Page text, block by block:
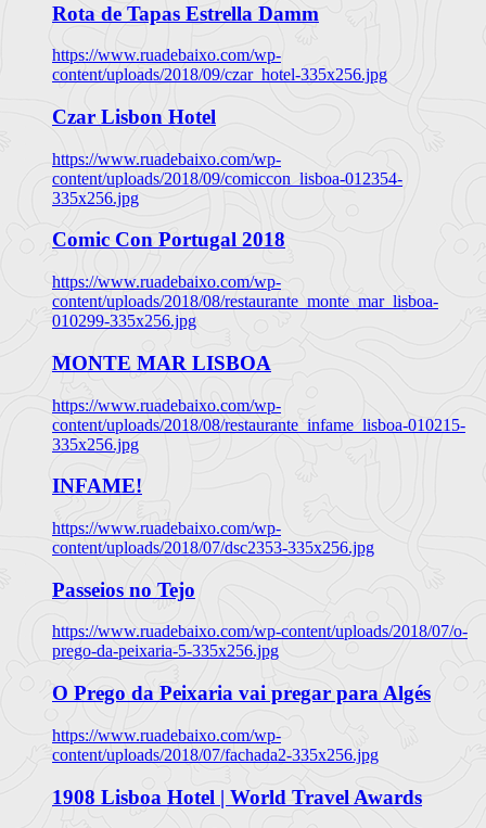
Rota de Tapas Estrella Damm
https://www.ruadebaixo.com/wp-
content/uploads/2018/09/czar_hotel-335x256.jpg
Czar Lisbon Hotel
https://www.ruadebaixo.com/wp-
content/uploads/2018/09/comiccon_lisboa-012354-
335x256.jpg
Comic Con Portugal 2018
https://www.ruadebaixo.com/wp-
content/uploads/2018/08/restaurante_monte_mar_lisboa-
010299-335x256.jpg
MONTE MAR LISBOA
https://www.ruadebaixo.com/wp-
content/uploads/2018/08/restaurante_infame_lisboa-010215-
335x256.jpg
INFAME!
https://www.ruadebaixo.com/wp-
content/uploads/2018/07/dsc2353-335x256.jpg
Passeios no Tejo
https://www.ruadebaixo.com/wp-content/uploads/2018/07/o-
prego-da-peixaria-5-335x256.jpg
O Prego da Peixaria vai pregar para Algés
https://www.ruadebaixo.com/wp-
content/uploads/2018/07/fachada2-335x256.jpg
1908 Lisboa Hotel | World Travel Awards